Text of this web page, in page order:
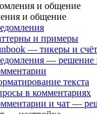
и общение
и общение
и примеры
— тикеры и
— решение
текста
в комментариях
и чат —